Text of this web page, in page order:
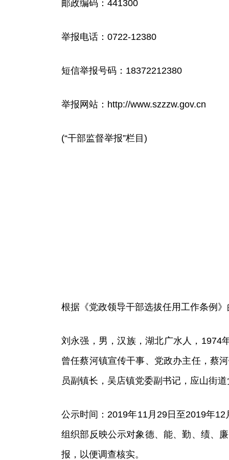
邮政编码：441300
举报电话：0722-12380
短信举报号码：18372212380
举报网站：http://www.szzzw.gov.cn
(“干部监督举报”栏目)
根据《党政领导干部选拔任用工作条例
刘永强，男，汉族，湖北广水人，1974
曾任蔡河镇宣传干事、党政办主任，蔡
员副镇长，吴店镇党委副书记，应山街
公示时间：2019年11月29日至2019年
组织部反映公示对象德、能、勤、绩、
报，以便调查核实。